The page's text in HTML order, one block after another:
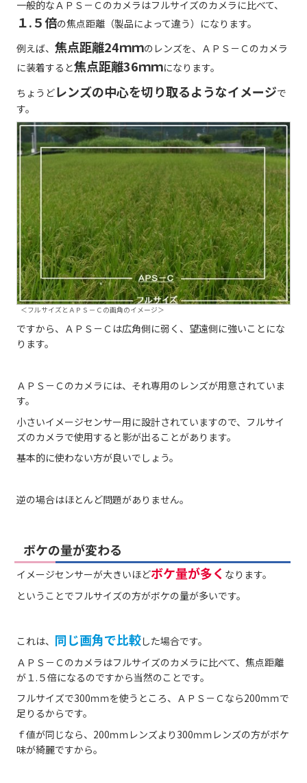
一般的なＡＰＳ－Ｃのカメラはフルサイズのカメラに比べて、
１.５倍の焦点距離（製品によって違う）になります。
例えば、 焦点距離24ｍｍのレンズを、ＡＰＳ－Ｃのカメラ
に装着すると焦点距離36ｍｍになります。
ちょうどレンズの中心を切り取るようなイメージで
す。
＜フルサイズとＡＰＳ－Ｃの画角のイメージ＞
ですから、ＡＰＳ－Ｃは広角側に弱く、望遠側に強いことにな
ります。
ＡＰＳ－Ｃのカメラには、それ専用のレンズが用意されていま
す。
小さいイメージセンサー用に設計されていますので、フルサイ
ズのカメラで使用すると影が出ることがあります。
基本的に使わない方が良いでしょう。
逆の場合はほとんど問題がありません。
ボケの量が変わる
イメージセンサーが大きいほどボケ量が多く なります。
ということでフルサイズの方がボケの量が多いです。
これは、 同じ画角で比較した場合です。
ＡＰＳ－Ｃのカメラはフルサイズのカメラに比べて、焦点距離
が１.５倍になるのですから当然のことです。
フルサイズで300ｍｍを使うところ、ＡＰＳ－Ｃなら200ｍｍで
足りるからです。
ｆ値が同じなら、200ｍｍレンズより300ｍｍレンズの方がボケ
味が綺麗ですから。